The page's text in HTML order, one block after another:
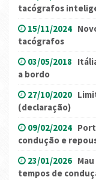
tacógrafos
15/11/2024
tacógrafos
03/05/2018
a bordo
27/10/2020
(declaração)
09/02/2024
condução e
23/01/2026
tempos de